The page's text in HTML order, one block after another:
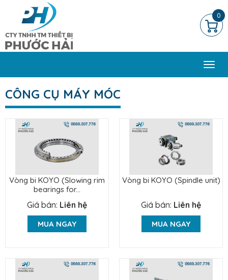
0
CÔNG CỤ MÁY MÓC
Vòng bi KOYO (Slowing rim
bearings for...
Giá bán: Liên hệ
MUA NGAY
Vòng bi KOYO (Spindle unit)
Giá bán: Liên hệ
MUA NGAY